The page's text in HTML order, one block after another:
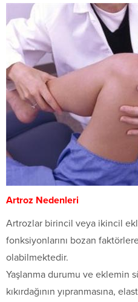
Artroz Nedenleri
Artrozlar birincil veya ikincil
fonksiyonlarını bozan
olabilmektedir.
Yaşlanma durumu ve eklemin
kıkırdağının yıpranmasına,